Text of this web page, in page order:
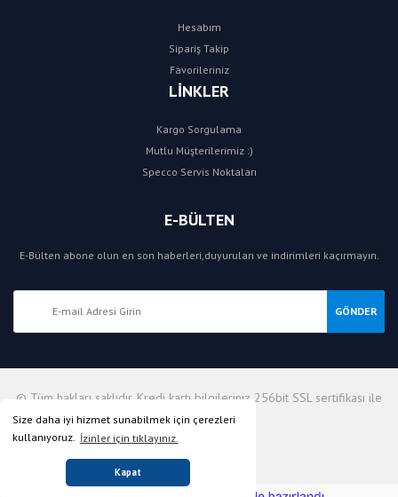
Size daha iyi hizmet sunabilmek için çerezleri
kullanıyoruz. İzinler için tıklayınız.
Kapat
Hesabım
Sipariş Takip
Favorileriniz
LİNKLER
Kargo Sorgulama
Mutlu Müşterilerimiz :)
Specco Servis Noktaları
E-BÜLTEN
E-Bülten abone olun en son haberleri,duyuruları ve indirimleri kaçırmayın.
GÖNDER
© Tüm hakları saklıdır. Kredi kartı bilgileriniz 256bit SSL sertifikası ile
korunmaktadır.